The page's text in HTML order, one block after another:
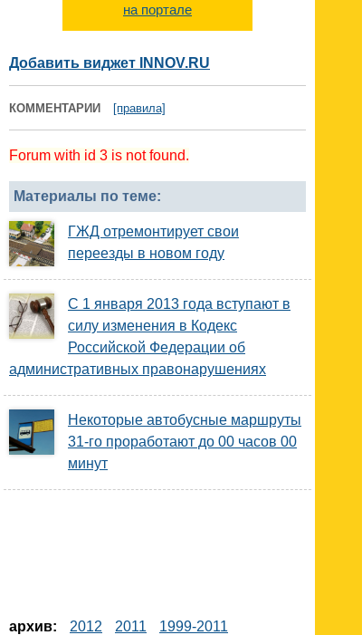
на портале
Добавить виджет INNOV.RU
КОММЕНТАРИИ [правила]
Forum with id 3 is not found.
Материалы по теме:
ГЖД отремонтирует свои
переезды в новом году
С 1 января 2013 года вступают в
силу изменения в Кодекс
Российской Федерации об
административных правонарушениях
Некоторые автобусные маршруты
31-го проработают до 00 часов 00
минут
архив: 2012 2011 1999-2011